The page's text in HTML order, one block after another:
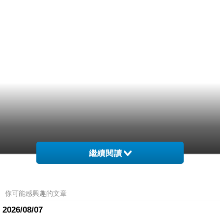
繼續閱讀
你可能感興趣的文章
2026/08/07